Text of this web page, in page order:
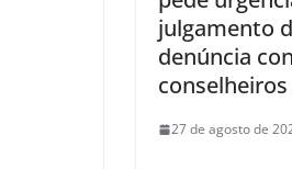
julgamento
denúncia
conselheiros
27 de agosto de